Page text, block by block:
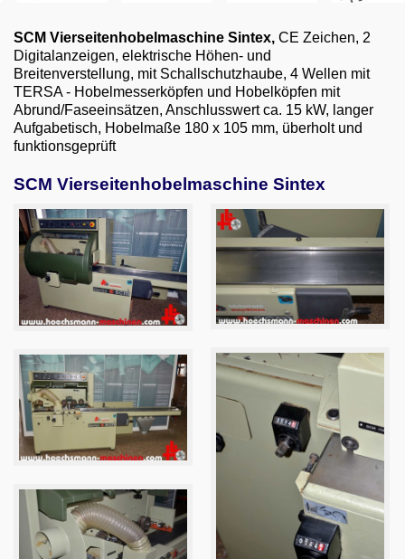
English
SCM Vierseitenhobelmaschine Sintex, CE Zeichen, 2
Digitalanzeigen, elektrische Höhen- und
Breitenverstellung, mit Schallschutzhaube, 4 Wellen mit
TERSA - Hobelmesserköpfen und Hobelköpfen mit
Abrund/Faseeinsätzen, Anschlusswert ca. 15 kW, langer
Aufgabetisch, Hobelmaße 180 x 105 mm, überholt und
funktionsgeprüft
SCM Vierseitenhobelmaschine Sintex